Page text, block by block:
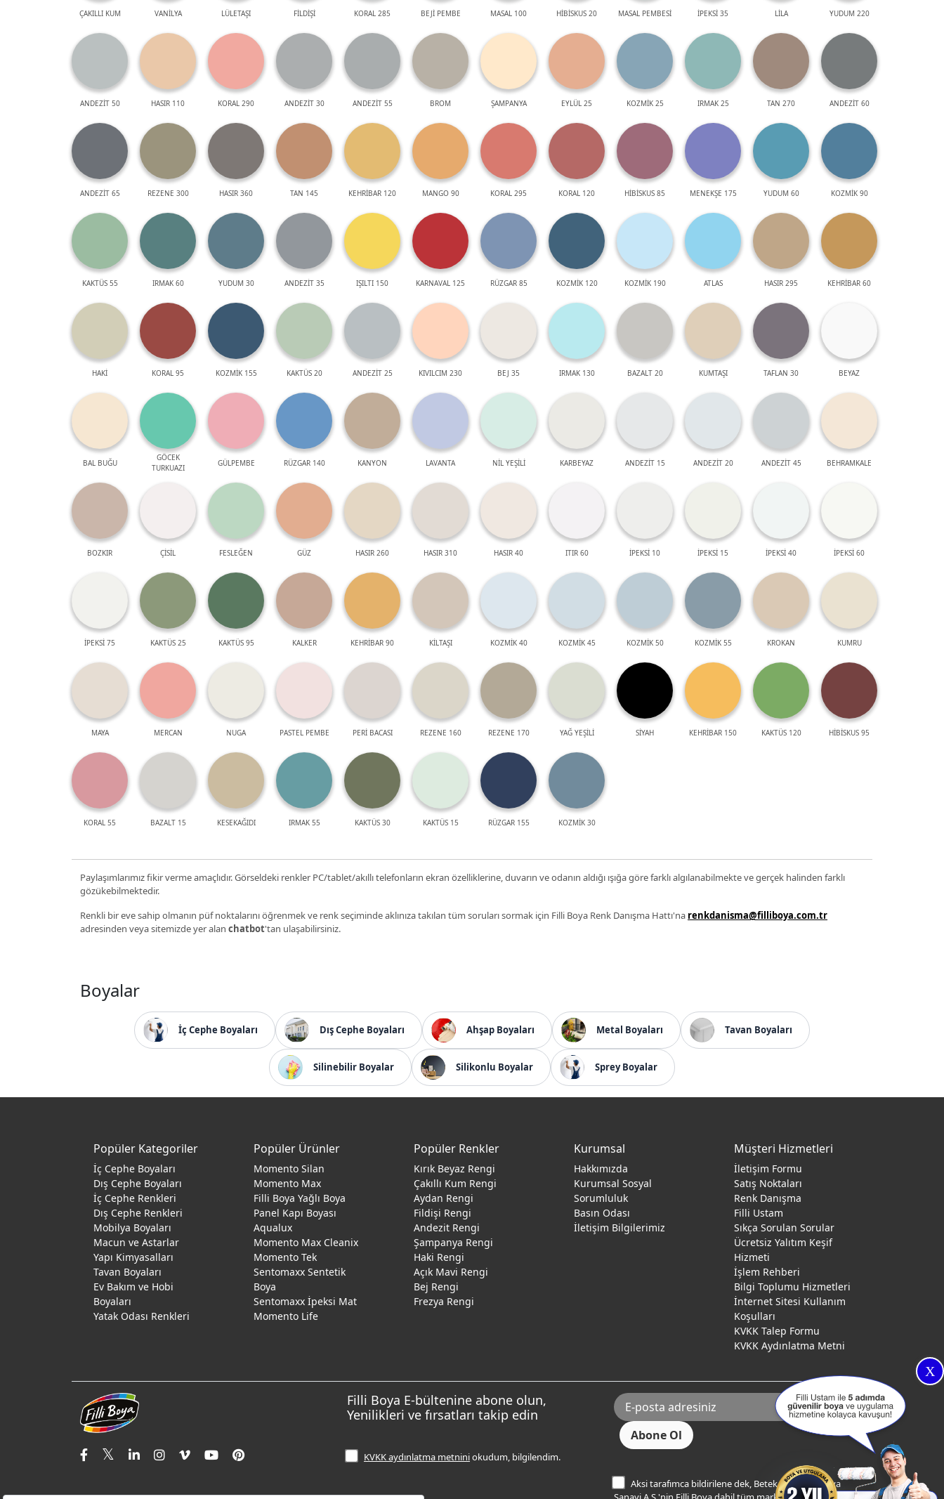
ÇAKILLI KUM VANİLYA LÜLETAŞI FİLDİŞİ KORAL 285 BEJİ PEMBE MASAL 100 HİBİSKUS 20 MASAL PEMBESİ İPEKSİ 35 LİLA YUDUM 220
ANDEZİT 50 HASIR 110 KORAL 290 ANDEZİT 30 ANDEZİT 55 BROM ŞAMPANYA EYLÜL 25 KOZMİK 25 IRMAK 25 TAN 270 ANDEZİT 60
ANDEZİT 65 REZENE 300 HASIR 360 TAN 145 KEHRİBAR 120 MANGO 90 KORAL 295 KORAL 120 HİBİSKUS 85 MENEKŞE 175 YUDUM 60 KOZMİK 90
KAKTÜS 55 IRMAK 60 YUDUM 30 ANDEZİT 35 IŞILTI 150 KARNAVAL 125 RÜZGAR 85 KOZMİK 120 KOZMİK 190 ATLAS HASIR 295 KEHRİBAR 60
HAKİ KORAL 95 KOZMİK 155 KAKTÜS 20 ANDEZİT 25 KIVILCIM 230 BEJ 35 IRMAK 130 BAZALT 20 KUMTAŞI TAFLAN 30 BEYAZ
BAL BUĞU
GÖCEK
TURKUAZI
GÜLPEMBE RÜZGAR 140 KANYON LAVANTA NİL YEŞİLİ KARBEYAZ ANDEZİT 15 ANDEZİT 20 ANDEZİT 45 BEHRAMKALE
BOZKIR ÇİSİL FESLEĞEN GÜZ HASIR 260 HASIR 310 HASIR 40 ITIR 60 İPEKSİ 10 İPEKSİ 15 İPEKSİ 40 İPEKSİ 60
İPEKSİ 75 KAKTÜS 25 KAKTÜS 95 KALKER KEHRİBAR 90 KİLTAŞI KOZMİK 40 KOZMİK 45 KOZMİK 50 KOZMİK 55 KROKAN KUMRU
MAYA MERCAN NUGA PASTEL PEMBE PERİ BACASI REZENE 160 REZENE 170 YAĞ YEŞİLİ SİYAH KEHRİBAR 150 KAKTÜS 120 HİBİSKUS 95
KORAL 55 BAZALT 15 KESEKAĞIDI IRMAK 55 KAKTÜS 30 KAKTÜS 15 RÜZGAR 155 KOZMİK 30
Paylaşımlarımız fikir verme amaçlıdır. Görseldeki renkler PC/tablet/akıllı telefonların ekran özelliklerine, duvarın ve odanın aldığı ışığa göre farklı algılanabilmekte ve gerçek halinden farklı
gözükebilmektedir.
Renkli bir eve sahip olmanın püf noktalarını öğrenmek ve renk seçiminde aklınıza takılan tüm soruları sormak için Filli Boya Renk Danışma Hattı'na renkdanisma@filliboya.com.tr
adresinden veya sitemizde yer alan chatbot'tan ulaşabilirsiniz.
Boyalar
İç Cephe Boyaları Dış Cephe Boyaları Ahşap Boyaları Metal Boyaları Tavan Boyaları
Silinebilir Boyalar Silikonlu Boyalar Sprey Boyalar
X
Popüler Kategoriler
İç Cephe Boyaları
Dış Cephe Boyaları
İç Cephe Renkleri
Dış Cephe Renkleri
Mobilya Boyaları
Macun ve Astarlar
Yapı Kimyasalları
Tavan Boyaları
Ev Bakım ve Hobi
Boyaları
Yatak Odası Renkleri
Popüler Ürünler
Momento Silan
Momento Max
Filli Boya Yağlı Boya
Panel Kapı Boyası
Aqualux
Momento Max Cleanix
Momento Tek
Sentomaxx Sentetik
Boya
Sentomaxx İpeksi Mat
Momento Life
Popüler Renkler
Kırık Beyaz Rengi
Çakıllı Kum Rengi
Aydan Rengi
Fildişi Rengi
Andezit Rengi
Şampanya Rengi
Haki Rengi
Açık Mavi Rengi
Bej Rengi
Frezya Rengi
Kurumsal
Hakkımızda
Kurumsal Sosyal
Sorumluluk
Basın Odası
İletişim Bilgilerimiz
Müşteri Hizmetleri
İletişim Formu
Satış Noktaları
Renk Danışma
Filli Ustam
Sıkça Sorulan Sorular
Ücretsiz Yalıtım Keşif
Hizmeti
İşlem Rehberi
Bilgi Toplumu Hizmetleri
İnternet Sitesi Kullanım
Koşulları
KVKK Talep Formu
KVKK Aydınlatma Metni
Filli Boya E-bültenine abone olun,
Yenilikleri ve fırsatları takip edin
KVKK aydınlatma metniniokudum, bilgilendim.
Aksi tarafımca bildirilene dek, Betek Boya ve Kimya